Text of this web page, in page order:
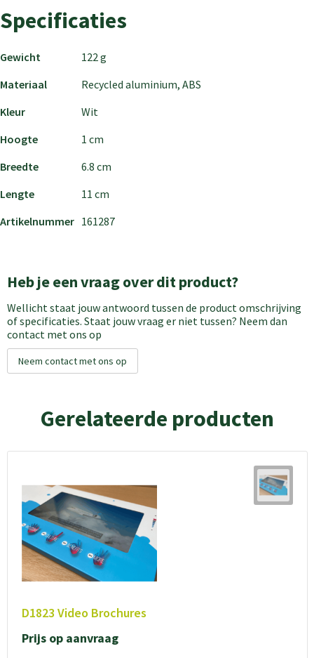
Specificaties
Gewicht
122 g
Materiaal
Recycled aluminium, ABS
Kleur
Wit
Hoogte
1 cm
Breedte
6.8 cm
Lengte
11 cm
Artikelnummer 161287
Heb je een vraag over dit product?
Wellicht staat jouw antwoord tussen de product omschrijving
of specificaties. Staat jouw vraag er niet tussen? Neem dan
contact met ons op
Neem contact met ons op
Gerelateerde producten
D1823 Video Brochures
Prijs op aanvraag